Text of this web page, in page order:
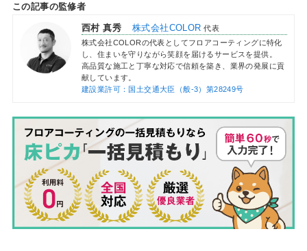
この記事の監修者
西村 真秀 株式会社COLOR 代表
株式会社COLORの代表としてフロアコーティングに特化
し、住まいを守りながら笑顔を届けるサービスを提供。
高品質な施工と丁寧な対応で信頼を築き、業界の発展に貢
献しています。
建設業許可：国土交通大臣（般-3）第28249号